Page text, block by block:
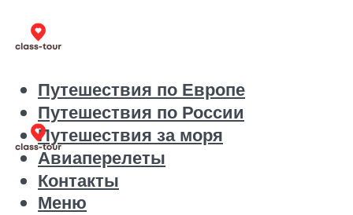
Путешествия по Европе
Путешествия по России
Путешествия за моря
Авиаперелеты
Контакты
Меню